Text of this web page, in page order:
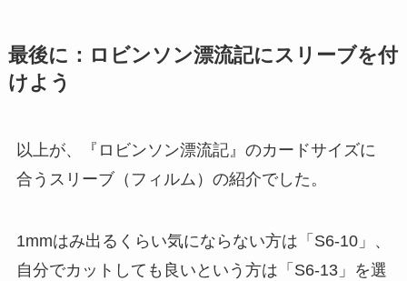
最後に：ロビンソン漂流記にスリーブを付
けよう
以上が、『ロビンソン漂流記』のカードサイズに
合うスリーブ（フィルム）の紹介でした。
1mmはみ出るくらい気にならない方は「S6-10」、
自分でカットしても良いという方は「S6-13」を選